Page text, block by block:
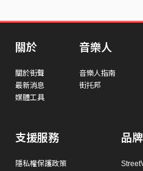
關於
關於街聲
最新消息
媒體工具
音樂人
音樂人指南
街托邦
支援服務
隱私權保護政策
品牌